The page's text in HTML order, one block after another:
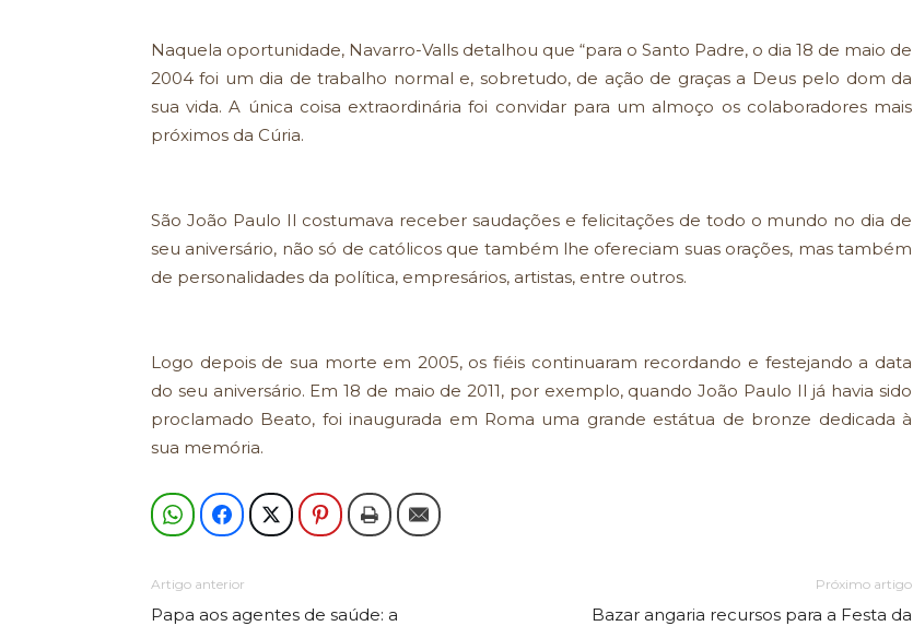
Naquela oportunidade, Navarro-Valls detalhou que “para o Santo Padre, o dia 18 de maio de
2004 foi um dia de trabalho normal e, sobretudo, de ação de graças a Deus pelo dom da
sua vida. A única coisa extraordinária foi convidar para um almoço os colaboradores mais
próximos da Cúria.
São João Paulo II costumava receber saudações e felicitações de todo o mundo no dia de
seu aniversário, não só de católicos que também lhe ofereciam suas orações, mas também
de personalidades da política, empresários, artistas, entre outros.
Logo depois de sua morte em 2005, os fiéis continuaram recordando e festejando a data
do seu aniversário. Em 18 de maio de 2011, por exemplo, quando João Paulo II já havia sido
proclamado Beato, foi inaugurada em Roma uma grande estátua de bronze dedicada à
sua memória.
Artigo anterior
Papa aos agentes de saúde: a
Próximo artigo
Bazar angaria recursos para a Festa da